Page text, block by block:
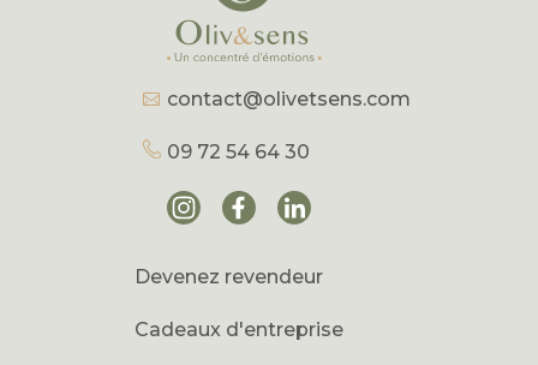
contact@olivetsens.com
09 72 54 64 30
Devenez revendeur
Cadeaux d'entreprise